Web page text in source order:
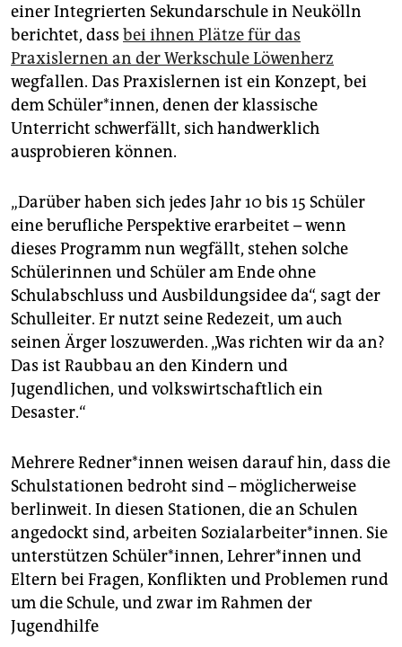
einer Integrierten Sekundarschule in Neukölln
berichtet, dass bei ihnen Plätze für das
Praxislernen an der Werkschule Löwenherz
wegfallen. Das Praxislernen ist ein Konzept, bei
dem Schüler*innen, denen der klassische
Unterricht schwerfällt, sich handwerklich
ausprobieren können.
„Darüber haben sich jedes Jahr 10 bis 15 Schüler
eine berufliche Perspektive erarbeitet – wenn
dieses Programm nun wegfällt, stehen solche
Schülerinnen und Schüler am Ende ohne
Schulabschluss und Ausbildungsidee da“, sagt der
Schulleiter. Er nutzt seine Redezeit, um auch
seinen Ärger loszuwerden. „Was richten wir da an?
Das ist Raubbau an den Kindern und
Jugendlichen, und volkswirtschaftlich ein
Desaster.“
Mehrere Red­ne­r*in­nen weisen darauf hin, dass die
Schulstationen bedroht sind – möglicherweise
berlinweit. In diesen Stationen, die an Schulen
angedockt sind, arbeiten Sozialarbeiter*innen. Sie
unterstützen Schüler*innen, Leh­re­r*in­nen und
Eltern bei Fragen, Konflikten und Problemen rund
um die Schule, und zwar im Rahmen der
Jugendhilfe